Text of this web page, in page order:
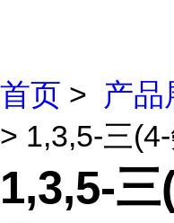
首页 > 产品
> 1,3,5-三
1,3,5-